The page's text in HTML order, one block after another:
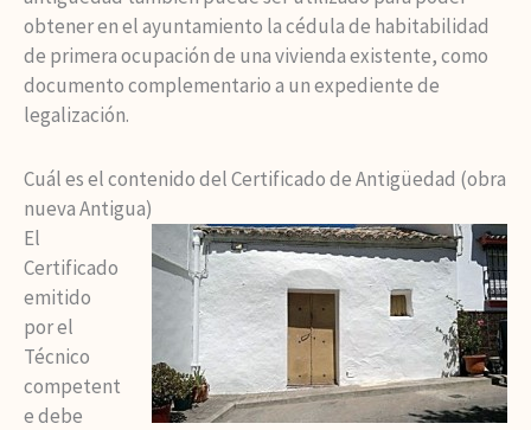
obtener en el ayuntamiento la cédula de habitabilidad
de primera ocupación de una vivienda existente, como
documento complementario a un expediente de
legalización.
Cuál es el contenido del Certificado de Antigüedad (obra
nueva Antigua)
El
Certificado
emitido
por el
Técnico
competent
e debe